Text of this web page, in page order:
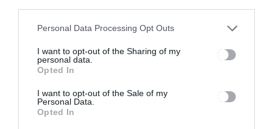
Personal Data Processing Opt Outs
I want to opt-out of the Sharing of my
personal data.
Opted In
I want to opt-out of the Sale of my
Personal Data.
Opted In
HÍRLISTA
Épülhet az uszoda